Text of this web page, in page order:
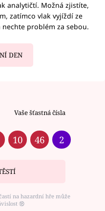
analytičtí. Možná zjistíte,
zatímco vlak vyjíždí ze
problém za sebou.
DEN
Vaše šťastná čísla
10 46 2
na hazardní hře může
⑱